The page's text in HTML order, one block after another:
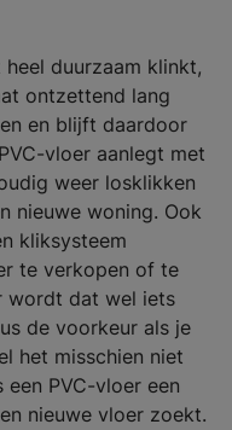
duurzaam klinkt,
ontzettend lang
en blijft daardoor
vloer aanlegt met
weer losklikken
nieuwe woning. Ook
kliksysteem
te verkopen of te
wordt dat wel iets
de voorkeur als je
het misschien niet
PVC-vloer een
nieuwe vloer zoekt.